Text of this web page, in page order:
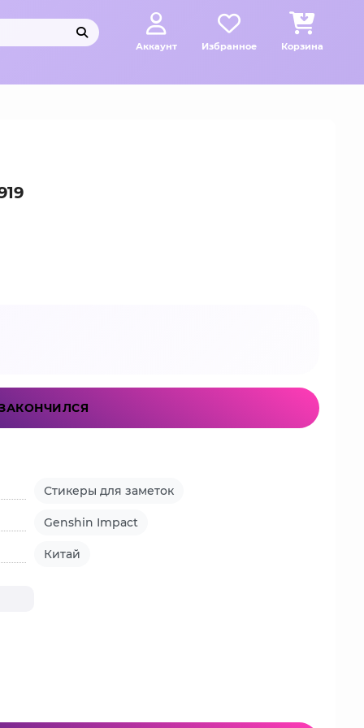
Аккаунт Избранное Корзина
Стикеры для заметок
Genshin Impact
Китай